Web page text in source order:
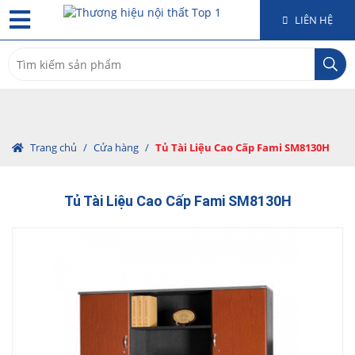
LIÊN HỆ
for:
Trang chủ / Cửa hàng / Tủ Tài Liệu Cao Cấp Fami SM8130H
Tủ Tài Liệu Cao Cấp Fami SM8130H